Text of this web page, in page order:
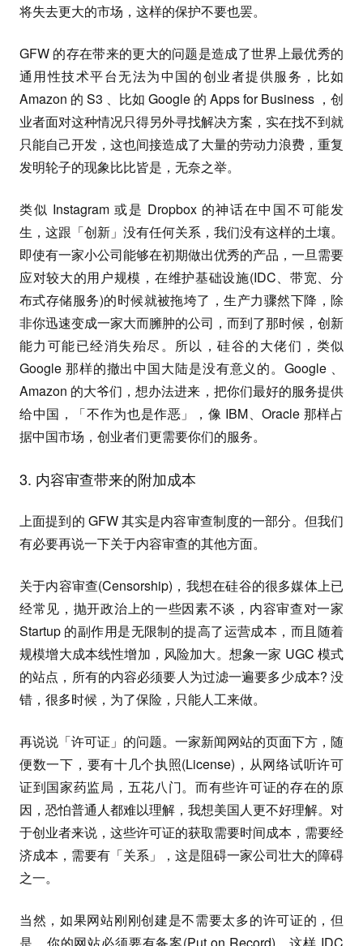
将失去更大的市场，这样的保护不要也罢。
GFW 的存在带来的更大的问题是造成了世界上最优秀的
通用性技术平台无法为中国的创业者提供服务，比如
Amazon 的 S3 、比如 Google 的 Apps for Business ，创
业者面对这种情况只得另外寻找解决方案，实在找不到就
只能自己开发，这也间接造成了大量的劳动力浪费，重复
发明轮子的现象比比皆是，无奈之举。
类似 Instagram 或是 Dropbox 的神话在中国不可能发
生，这跟「创新」没有任何关系，我们没有这样的土壤。
即使有一家小公司能够在初期做出优秀的产品，一旦需要
应对较大的用户规模，在维护基础设施(IDC、带宽、分
布式存储服务)的时候就被拖垮了，生产力骤然下降，除
非你迅速变成一家大而臃肿的公司，而到了那时候，创新
能力可能已经消失殆尽。所以，硅谷的大佬们，类似
Google 那样的撤出中国大陆是没有意义的。Google 、
Amazon 的大爷们，想办法进来，把你们最好的服务提供
给中国，「不作为也是作恶」，像 IBM、Oracle 那样占
据中国市场，创业者们更需要你们的服务。
3. 内容审查带来的附加成本
上面提到的 GFW 其实是内容审查制度的一部分。但我们
有必要再说一下关于内容审查的其他方面。
关于内容审查(Censorship)，我想在硅谷的很多媒体上已
经常见，抛开政治上的一些因素不谈，内容审查对一家
Startup 的副作用是无限制的提高了运营成本，而且随着
规模增大成本线性增加，风险加大。想象一家 UGC 模式
的站点，所有的内容必须要人为过滤一遍要多少成本? 没
错，很多时候，为了保险，只能人工来做。
再说说「许可证」的问题。一家新闻网站的页面下方，随
便数一下，要有十几个执照(License)，从网络试听许可
证到国家药监局，五花八门。而有些许可证的存在的原
因，恐怕普通人都难以理解，我想美国人更不好理解。对
于创业者来说，这些许可证的获取需要时间成本，需要经
济成本，需要有「关系」，这是阻碍一家公司壮大的障碍
之一。
当然，如果网站刚刚创建是不需要太多的许可证的，但